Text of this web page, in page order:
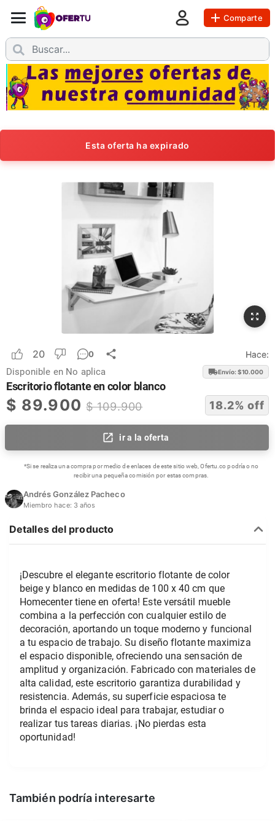
Comparte
Esta oferta ha expirado
20 0 Hace:
Disponible en No aplica Envío: $10.000
Escritorio flotante en color blanco
$ 89.900 $109.900 18.2% off
ir a la oferta
*Si se realiza una compra por medio de enlaces de este sitio web, Ofertu.co podría o no
recibir una pequeña comisión por estas compras.
Andrés González Pacheco
Miembro hace: 3 años
Detalles del producto
¡Descubre el elegante escritorio flotante de color
beige y blanco en medidas de 100 x 40 cm que
Homecenter tiene en oferta! Este versátil mueble
combina a la perfección con cualquier estilo de
decoración, aportando un toque moderno y funcional
a tu espacio de trabajo. Su diseño flotante maximiza
el espacio disponible, ofreciendo una sensación de
amplitud y organización. Fabricado con materiales de
alta calidad, este escritorio garantiza durabilidad y
resistencia. Además, su superficie espaciosa te
brinda el espacio ideal para trabajar, estudiar o
realizar tus tareas diarias. ¡No pierdas esta
oportunidad!
También podría interesarte